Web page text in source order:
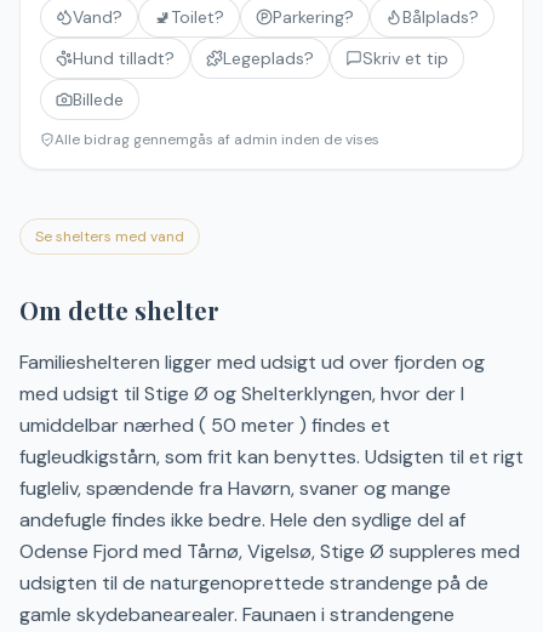
Vand? 🚽Toilet? Parkering?
Bålplads?
Hund tilladt?
Legeplads?
Skriv et tip
Billede
Alle bidrag gennemgås af admin inden de vises
Se shelters med vand
Om dette shelter
Familieshelteren ligger med udsigt ud over fjorden og
med udsigt til Stige Ø og Shelterklyngen, hvor der I
umiddelbar nærhed ( 50 meter ) findes et
fugleudkigstårn, som frit kan benyttes. Udsigten til et rigt
fugleliv, spændende fra Havørn, svaner og mange
andefugle findes ikke bedre. Hele den sydlige del af
Odense Fjord med Tårnø, Vigelsø, Stige Ø suppleres med
udsigten til de naturgenoprettede strandenge på de
gamle skydebanearealer. Faunaen i strandengene